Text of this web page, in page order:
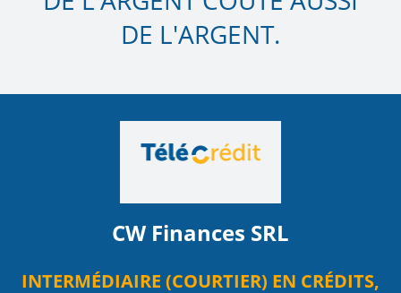
DE L'ARGENT.
CW Finances SRL
INTERMÉDIAIRE (COURTIER) EN CRÉDITS,